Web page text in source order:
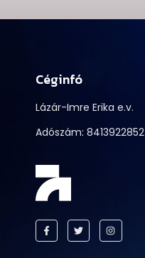
Céginfó
Lázár-Imre Erika e.v.
Adószám: 8413922852